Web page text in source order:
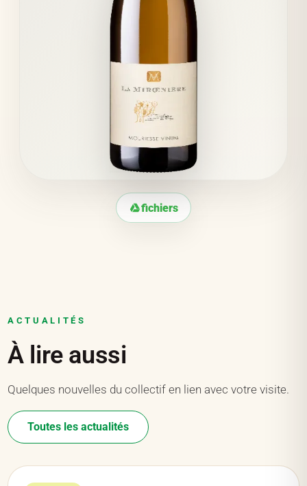
fichiers
ACTUALITÉS
À lire aussi
Quelques nouvelles du collectif en lien avec votre visite.
Toutes les actualités